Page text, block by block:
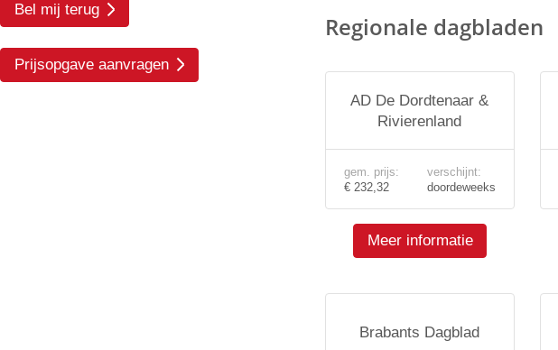
Bel mij terug
Prijsopgave aanvragen
Regionale dagbladen
AD De Dordtenaar &
Rivierenland
gem. prijs:
€ 232,32
verschijnt:
doordeweeks
Meer informatie
Brabants Dagblad